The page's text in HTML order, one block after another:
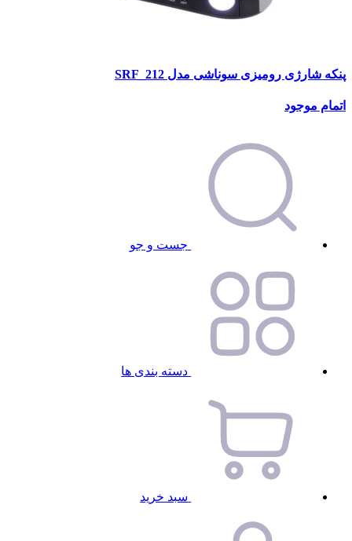
پنکه شارژی رومیزی سوناشی مدل SRF_212
اتمام موجود
جست و جو
دسته بندی ها
سبد خرید